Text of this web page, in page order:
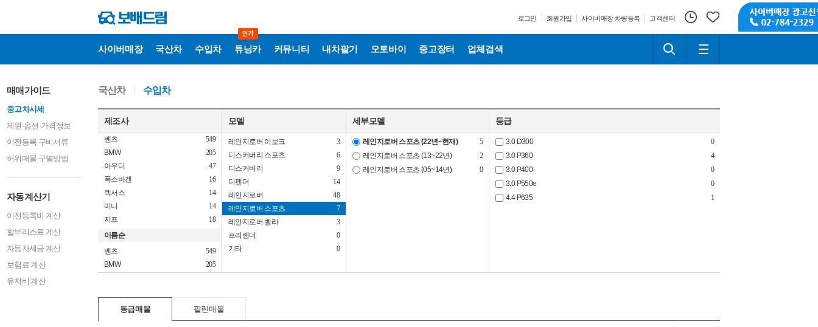
로그인 회원가입 사이버매장 차량등록 고객센터
사이버매장 국산차 수입차 튜닝카 커뮤니티 내차팔기 오토바이 중고장터 업체검색
매매가이드
중고차시세
제원·옵션·가격정보
이전등록 구비서류
허위매물 구별방법
자동계산기
이전등록비 계산
할부리스료 계산
자동차세금 계산
보험료 계산
유지비 계산
국산차 수입차
제조사
벤츠
549
BMW
205
아우디
47
폭스바겐
16
렉서스
14
미니
14
지프
18
이름순
벤츠
549
BMW
205
렉서스
14
모델
레인지로버 이보크
3
디스커버리 스포츠
6
디스커버리
9
디펜더
14
레인지로버
48
레인지로버 스포츠
7
레인지로버 벨라
3
프리랜더
0
기타
0
세부모델
레인지로버 스포츠 (22년~현재)
5
레인지로버 스포츠 (13~22년)
2
레인지로버 스포츠 (05~14년)
0
등급
3.0 D300
0
3.0 P360
4
3.0 P400
0
3.0 P550e
0
4.4 P635
1
동급매물 팔린매물